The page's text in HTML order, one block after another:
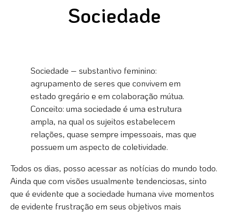
Sociedade
Sociedade – substantivo feminino:
agrupamento de seres que convivem em
estado gregário e em colaboração mútua.
Conceito: uma sociedade é uma estrutura
ampla, na qual os sujeitos estabelecem
relações, quase sempre impessoais, mas que
possuem um aspecto de coletividade.
Todos os dias, posso acessar as notícias do mundo todo.
Ainda que com visões usualmente tendenciosas, sinto
que é evidente que a sociedade humana vive momentos
de evidente frustração em seus objetivos mais